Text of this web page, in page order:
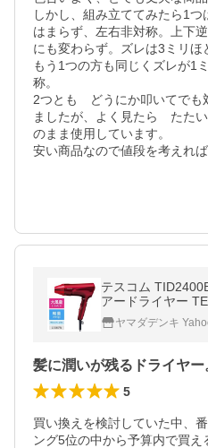
しかし、組み立ててみたら1
はまらず、左右非対称。上下
にも変わらず。ズレは3ミリほ
もう1つの方も同じくズレが1
称。
2つとも　どうにか叩いてで
ましたが、よく見たら　たた
のまま使用しています。
安い商品なので値段を考えれ
テスコム
アードライヤー
ヤマダデンキ
髪に潤いが残るドライヤー
5
買い換えを検討していた中、
ング5位の中から予算内で買え